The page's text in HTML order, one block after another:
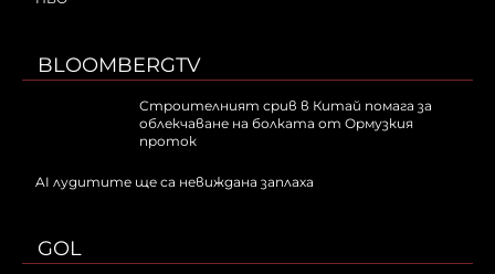
BLOOMBERGTV
Строителният срив в Китай помага за
облекчаване на болката от Ормузкия
проток
AI лудитите ще са невижданa заплаха
GOL